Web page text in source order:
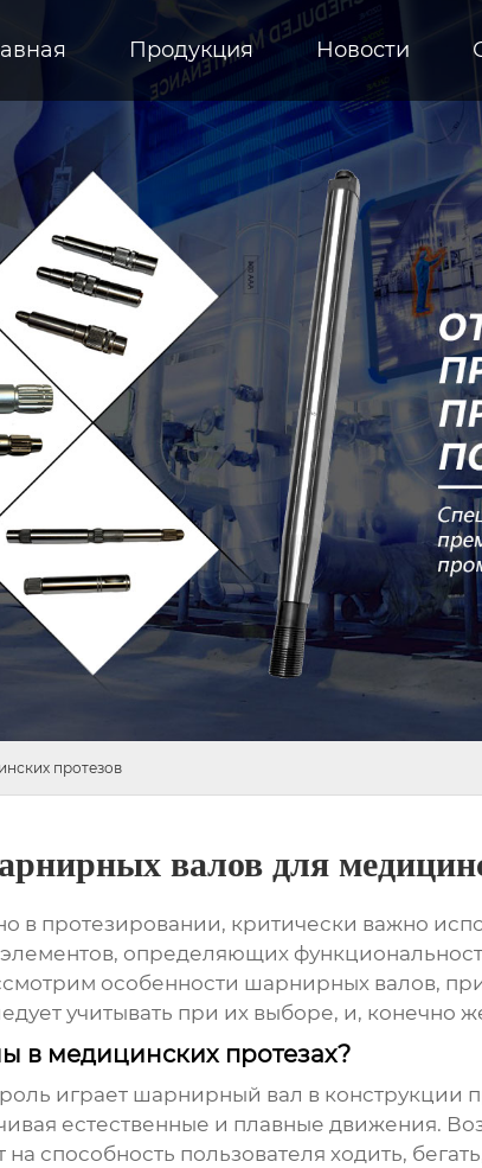
Продукция Новости
протезов
валов для
в протезировании, критически важно
определяющих
особенности шарнирных валов,
учитывать при их выборе, и, конечно
медицинских протезах?
играет шарнирный вал в конструкции
естественные и плавные движения.
способность пользователя ходить,